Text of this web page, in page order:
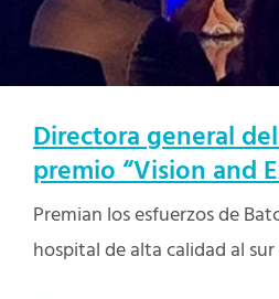
Directora general
premio “Vision and
Premian los esfuerzos de
hospital de alta calidad al